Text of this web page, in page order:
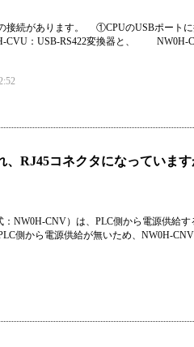
接続があります。 ①CPUのUSBポート
CVU：USB-RS422変換器と、 NW0H-
RJ45コネクタになっています
NW0H-CNV）は、PLC側から電源供給
側から電源供給が無いため、NW0H-